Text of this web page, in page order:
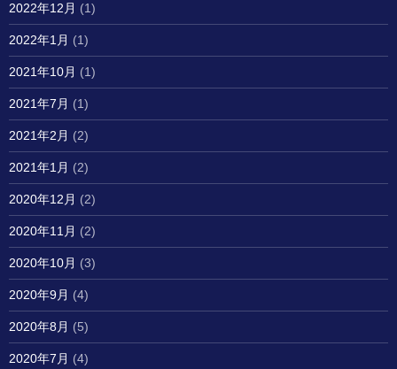
2022年12月 (1)
2022年1月 (1)
2021年10月 (1)
2021年7月 (1)
2021年2月 (2)
2021年1月 (2)
2020年12月 (2)
2020年11月 (2)
2020年10月 (3)
2020年9月 (4)
2020年8月 (5)
2020年7月 (4)